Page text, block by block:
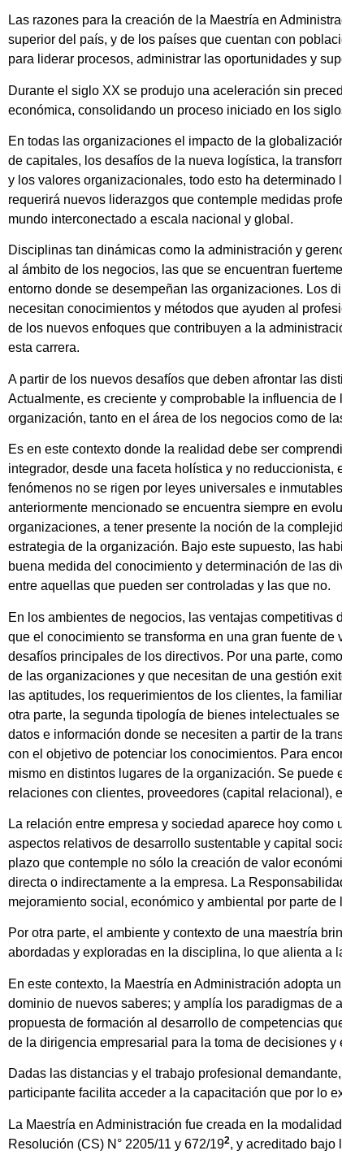
Las razones para la creación de la Maestría en
superior del país, y de los países que cuentan con
para liderar procesos, administrar las oportunidades y
Durante el siglo XX se produjo una aceleración sin
económica, consolidando un proceso iniciado en los
En todas las organizaciones el impacto de la
de capitales, los desafíos de la nueva logística, la
y los valores organizacionales, todo esto ha
requerirá nuevos liderazgos que contemple medidas
mundo interconectado a escala nacional y global.
Disciplinas tan dinámicas como la administración y
al ámbito de los negocios, las que se encuentran
entorno donde se desempeñan las organizaciones. Los
necesitan conocimientos y métodos que ayuden al
de los nuevos enfoques que contribuyen a la
esta carrera.
A partir de los nuevos desafíos que deben afrontar las
Actualmente, es creciente y comprobable la influencia
organización, tanto en el área de los negocios como de
Es en este contexto donde la realidad debe ser
integrador, desde una faceta holística y no
fenómenos no se rigen por leyes universales e
anteriormente mencionado se encuentra siempre en
organizaciones, a tener presente la noción de la
estrategia de la organización. Bajo este supuesto, las
buena medida del conocimiento y determinación de las
entre aquellas que pueden ser controladas y las que no.
En los ambientes de negocios, las ventajas
que el conocimiento se transforma en una gran fuente
desafíos principales de los directivos. Por una parte,
de las organizaciones y que necesitan de una gestión
las aptitudes, los requerimientos de los clientes, la
otra parte, la segunda tipología de bienes intelectuales
datos e información donde se necesiten a partir de la
con el objetivo de potenciar los conocimientos. Para
mismo en distintos lugares de la organización. Se
relaciones con clientes, proveedores (capital relacional),
La relación entre empresa y sociedad aparece hoy
aspectos relativos de desarrollo sustentable y capital
plazo que contemple no sólo la creación de valor
directa o indirectamente a la empresa. La
mejoramiento social, económico y ambiental por parte
Por otra parte, el ambiente y contexto de una maestría
abordadas y exploradas en la disciplina, lo que alienta a
En este contexto, la Maestría en Administración adopta
dominio de nuevos saberes; y amplía los paradigmas de
propuesta de formación al desarrollo de competencias
de la dirigencia empresarial para la toma de decisiones y
Dadas las distancias y el trabajo profesional
participante facilita acceder a la capacitación que por lo
La Maestría en Administración fue creada en la
Resolución (CS) N° 2205/11 y 672/192, y acreditado bajo